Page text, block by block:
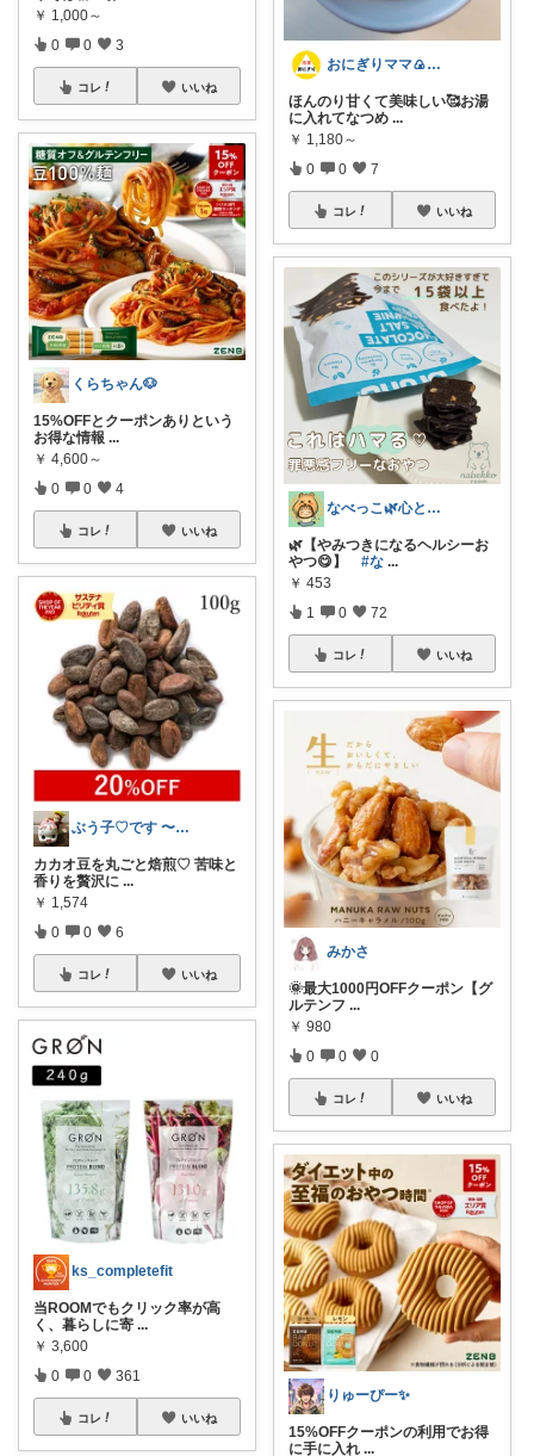
￥ 1,000～
0 0 3
コレ いいね
くらちゃん🐶
15%OFFとクーポンありという
お得な情報 ...
￥ 4,600～
0 0 4
コレ いいね
ぶう子♡です 〜感謝です〜
カカオ豆を丸ごと焙煎♡ 苦味と
香りを贅沢に ...
￥ 1,574
0 0 6
コレ いいね
ks_completefit
当ROOMでもクリック率が高
く、暮らしに寄 ...
￥ 3,600
0 0 361
コレ いいね
おにぎりママ🍙四毒抜きおすすめ商品🍚
ほんのり甘くて美味しい🥰お湯
に入れてなつめ ...
￥ 1,180～
0 0 7
コレ いいね
なべっこ🌿心と体を整える暮らし
🌿【やみつきになるヘルシーお
やつ😋】 #な ...
￥ 453
1 0 72
コレ いいね
みかさ
🌞最大1000円OFFクーポン【グ
ルテンフ ...
￥ 980
0 0 0
コレ いいね
りゅーぴー✨
15%OFFクーポンの利用でお得
に手に入れ ...